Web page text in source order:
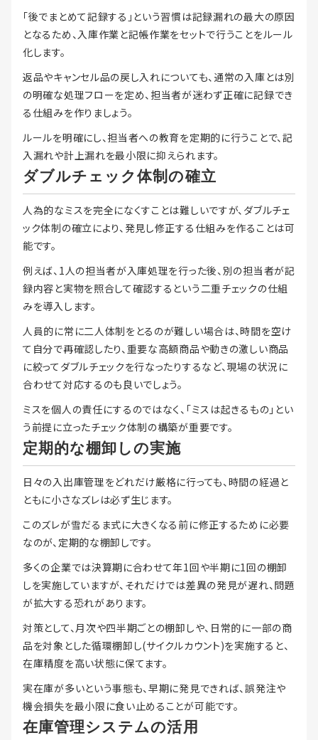
「後でまとめて記録する」という習慣は記録漏れの最大の原因
となるため、入庫作業と記帳作業をセットで行うことをルール
化します。
返品やキャンセル品の戻し入れについても、通常の入庫とは別
の明確な処理フローを定め、担当者が迷わず正確に記録でき
る仕組みを作りましょう。
ルールを明確にし、担当者への教育を定期的に行うことで、記
入漏れや計上漏れを最小限に抑えられます。
ダブルチェック体制の確立
人為的なミスを完全になくすことは難しいですが、ダブルチェ
ック体制の確立により、発見し修正する仕組みを作ることは可
能です。
例えば、1人の担当者が入庫処理を行った後、別の担当者が記
録内容と実物を照合して確認するという二重チェックの仕組
みを導入します。
人員的に常に二人体制をとるのが難しい場合は、時間を空け
て自分で再確認したり、重要な高額商品や動きの激しい商品
に絞ってダブルチェックを行なったりするなど、現場の状況に
合わせて対応するのも良いでしょう。
ミスを個人の責任にするのではなく、「ミスは起きるもの」とい
う前提に立ったチェック体制の構築が重要です。
定期的な棚卸しの実施
日々の入出庫管理をどれだけ厳格に行っても、時間の経過と
ともに小さなズレは必ず生じます。
このズレが雪だるま式に大きくなる前に修正するために必要
なのが、定期的な棚卸しです。
多くの企業では決算期に合わせて年1回や半期に1回の棚卸
しを実施していますが、それだけでは差異の発見が遅れ、問題
が拡大する恐れがあります。
対策として、月次や四半期ごとの棚卸しや、日常的に一部の商
品を対象とした循環棚卸し(サイクルカウント)を実施すると、
在庫精度を高い状態に保てます。
実在庫が多いという事態も、早期に発見できれば、誤発注や
機会損失を最小限に食い止めることが可能です。
在庫管理システムの活用